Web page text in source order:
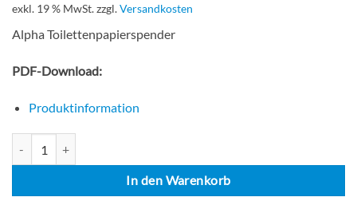
exkl. 19 % MwSt.zzgl.Versandkosten
Alpha Toilettenpapierspender
PDF-Download:
Produktinformation
In den Warenkorb